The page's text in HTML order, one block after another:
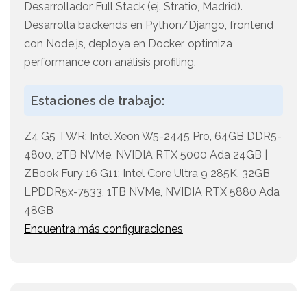
Desarrollador Full Stack (ej. Stratio, Madrid).
Desarrolla backends en Python/Django, frontend
con Node.js, deploya en Docker, optimiza
performance con análisis profiling.
Estaciones de trabajo:
Z4 G5 TWR: Intel Xeon W5-2445 Pro, 64GB DDR5-
4800, 2TB NVMe, NVIDIA RTX 5000 Ada 24GB |
ZBook Fury 16 G11: Intel Core Ultra 9 285K, 32GB
LPDDR5x-7533, 1TB NVMe, NVIDIA RTX 5880 Ada
48GB
Encuentra más configuraciones